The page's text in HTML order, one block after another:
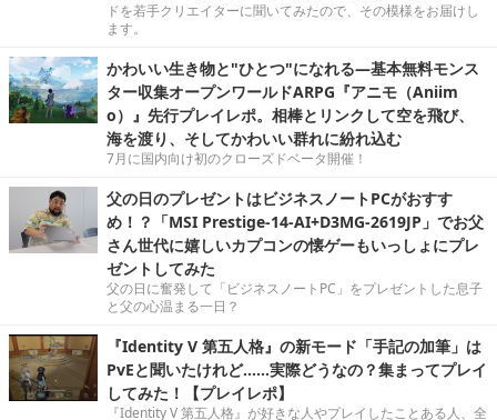
ドを若手クリエイターに聞いてみたので、その模様をお届けし
ます。
かわいい生き物と"ひとつ"になれる―基本無料モンス
ター収集オープンワールドARPG『アニモ（Aniim
o）』先行プレイレポ。相棒とリンクして空を飛び、
海を渡り、そしてかわいい群れに紛れ込む
7月に国内向け初のクローズドベータ開催！
父の日のプレゼントはビジネスノートPCがおすす
め！？「MSI Prestige-14-AI+D3MG-2619JP」でお父
さん世代に嬉しいカプコンの懐ゲーもいっしょにプレ
ゼントしてみた
父の日に奮発して「ビジネスノートPC」をプレゼントした息子
と父の心温まる一日？
『Identity V 第五人格』の新モード「手記の加筆」は
PvEと聞いたけれど……実際どうなの？集まってプレイ
してみた！【プレイレポ】
『Identity V 第五人格』が好きな人やプレイしたことある人、全